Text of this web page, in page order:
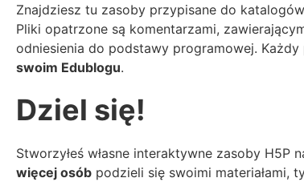
Znajdziesz tu zasoby przypisane do
Pliki opatrzone są komentarzami,
odniesienia do podstawy programowej. Każdy
swoim Edublogu.
Dziel się!
Stworzyłeś własne interaktywne zasoby H5P
więcej osób podzieli się swoimi materiałami,